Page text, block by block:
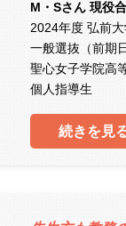
M・Sさん 現役
2024年度 弘前
一般選抜（前期
聖心女子学院高
個人指導生
続きを見